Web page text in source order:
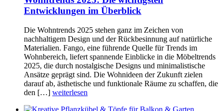
Entwicklungen im Überblick
Die Wohntrends 2025 stehen ganz im Zeichen von
nachhaltigem Design und der Rückbesinnung auf natürliche
Materialien. Fango, eine führende Quelle für Trends im
Wohnbereich, liefert spannende Einblicke in die Möbeltrends
2025, die durch nostalgische Designs und minimalistische
Ansätze geprägt sind. Die Wohnideen der Zukunft zielen
darauf ab, ästhetische und funktionale Räume zu schaffen, die
den […] weiterlesen